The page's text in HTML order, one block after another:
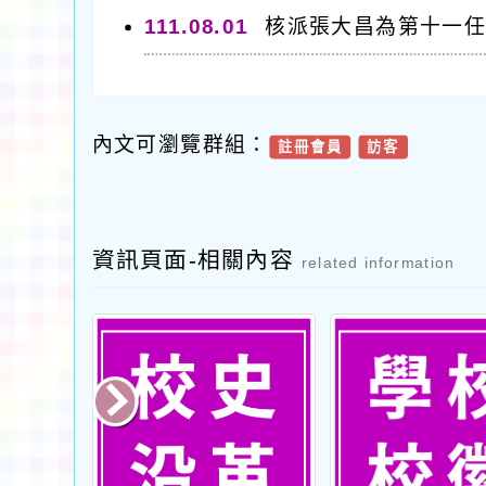
111.08.01 核派張大昌為第十一
內文可瀏覽群組： 註冊會員 訪客
資訊頁面-相關內容 related information